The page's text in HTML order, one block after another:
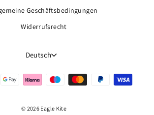
Geschäftsbedingungen
Widerrufsrecht
Sprache
Deutsch
© 2026 Eagle Kite